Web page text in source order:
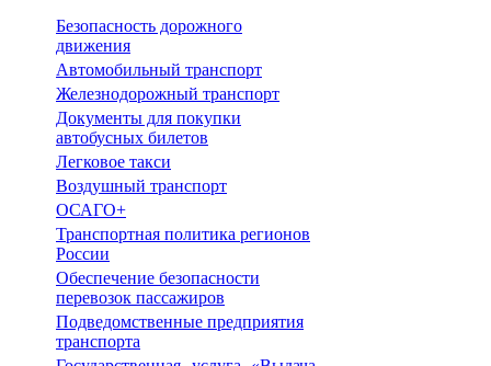
Безопасность дорожного
движения
Автомобильный транспорт
Железнодорожный транспорт
Документы для покупки
автобусных билетов
Легковое такси
Воздушный транспорт
ОСАГО+
Транспортная политика регионов
России
Обеспечение безопасности
перевозок пассажиров
Подведомственные предприятия
транспорта